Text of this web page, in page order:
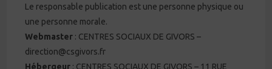
Le responsable publication est une personne physique ou
une personne morale.
Webmaster : CENTRES SOCIAUX DE GIVORS –
direction@csgivors.fr
Hébergeur : CENTRES SOCIAUX DE GIVORS – 11 RUE